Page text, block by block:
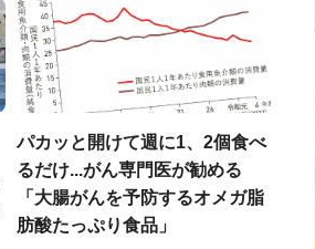
パカッと開けて週に1、2個食べ
るだけ...がん専門医が勧める
「大腸がんを予防するオメガ脂
肪酸たっぷり食品」